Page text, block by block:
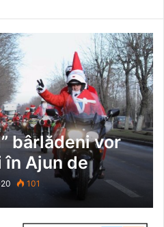
bârlădeni vor
Ajun de
101